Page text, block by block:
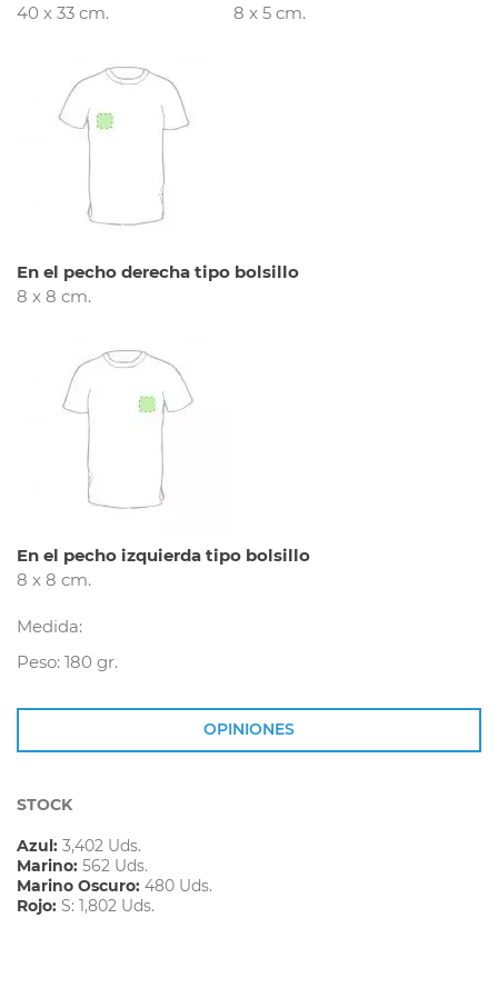
40 x 33 cm.
8 x 5 cm.
En el pecho derecha tipo bolsillo
8 x 8 cm.
En el pecho izquierda tipo bolsillo
8 x 8 cm.
Medida:
Peso: 180 gr.
OPINIONES
STOCK
Azul: 3,402 Uds.
Marino: 562 Uds.
Marino Oscuro: 480 Uds.
Rojo: S: 1,802 Uds.